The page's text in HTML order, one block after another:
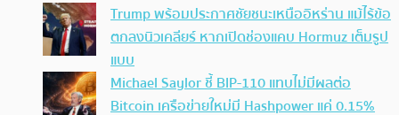
Trump พร้อมประกาศชัยชนะเหนืออิหร่าน แม้ไร้ข้อ
ตกลงนิวเคลียร์ หากเปิดช่องแคบ Hormuz เต็มรูป
แบบ
Michael Saylor ชี้ BIP-110 แทบไม่มีผลต่อ
Bitcoin เครือข่ายใหม่มี Hashpower แค่ 0.15%